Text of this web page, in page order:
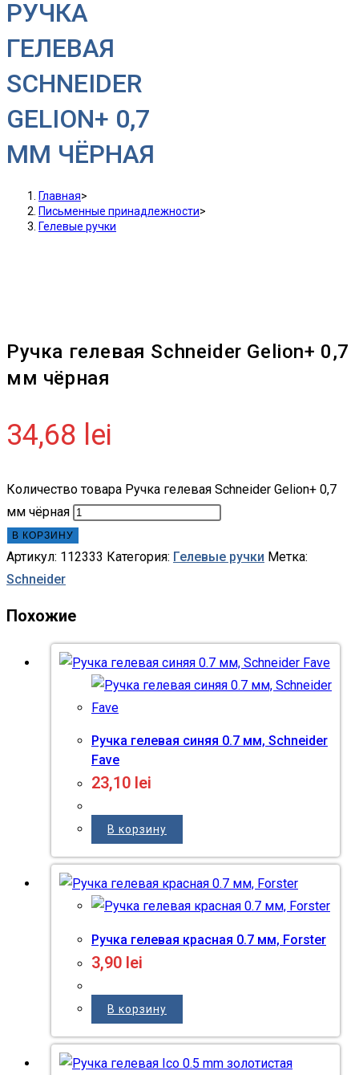
РУЧКА
ГЕЛЕВАЯ
SCHNEIDER
GELION+ 0,7
ММ ЧЁРНАЯ
Главная>
Письменные принадлежности>
Гелевые ручки
Ручка гелевая Schneider Gelion+ 0,7
мм чёрная
34,68 lei
Количество товара Ручка гелевая Schneider Gelion+ 0,7
мм чёрная
В КОРЗИНУ
Артикул: 112333 Категория: Гелевые ручки Метка:
Schneider
Похожие
Ручка гелевая синяя 0.7 мм, Schneider
Fave
23,10 lei
В корзину
Ручка гелевая красная 0.7 мм, Forster
3,90 lei
В корзину